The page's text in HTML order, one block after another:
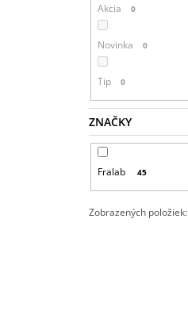
Akcia 0
Novinka 0
Tip 0
ZNAČKY
Fralab 45
Zobrazených položiek: